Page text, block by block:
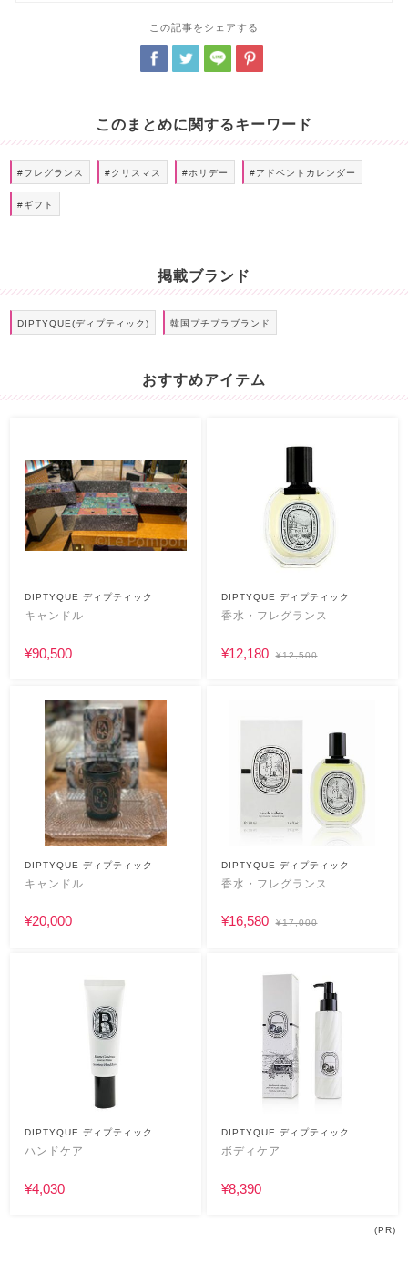
この記事をシェアする
このまとめに関するキーワード
#フレグランス #クリスマス #ホリデー #アドベントカレンダー
#ギフト
掲載ブランド
DIPTYQUE(ディプティック) 韓国プチプラブランド
おすすめアイテム
DIPTYQUE ディプティック
キャンドル
¥90,500
DIPTYQUE ディプティック
香水・フレグランス
¥12,180 ¥12,500
DIPTYQUE ディプティック
キャンドル
¥20,000
DIPTYQUE ディプティック
香水・フレグランス
¥16,580 ¥17,000
DIPTYQUE ディプティック
ハンドケア
¥4,030
DIPTYQUE ディプティック
ボディケア
¥8,390
(PR)